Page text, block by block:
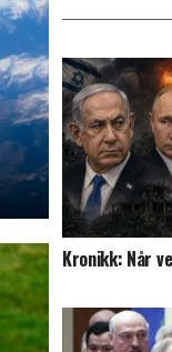
Kronikk: Når